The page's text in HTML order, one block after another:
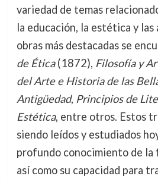
variedad de temas
la educación, la estética y
obras más destacadas se
de Ética(1872), Filosofía y
del Arte e Historia de las
Antigüedad, Principios de
Estética, entre otros. Estos
siendo leídos y estudiados
profundo conocimiento de la
así como su capacidad para